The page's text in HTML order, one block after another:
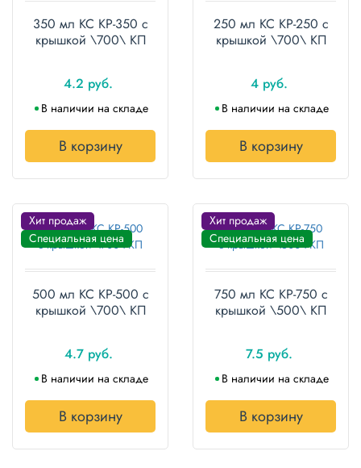
садоводов
барбекю
350 мл КС КР-350 с
крышкой \700\ КП
4.2 руб.
В наличии на складе
В корзину
250 мл КС КР-250 с
крышкой \700\ КП
4 руб.
В наличии на складе
В корзину
Хит продаж
Специальная цена
500 мл КС КР-500 с
крышкой \700\ КП
4.7 руб.
В наличии на складе
В корзину
Хит продаж
Специальная цена
750 мл КС КР-750 с
крышкой \500\ КП
7.5 руб.
В наличии на складе
В корзину